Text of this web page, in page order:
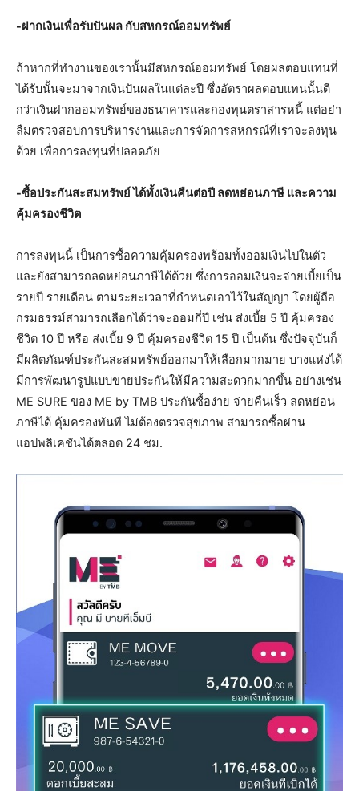
-ฝากเงินเพื่อรับปันผล กับสหกรณ์ออมทรัพย์
ถ้าหากที่ทำงานของเรานั้นมีสหกรณ์ออมทรัพย์ โดยผลตอบแทนที่
ได้รับนั้นจะมาจากเงินปันผลในแต่ละปี ซึ่งอัตราผลตอบแทนนั้นดี
กว่าเงินฝากออมทรัพย์ของธนาคารและกองทุนตราสารหนี้ แต่อย่า
ลืมตรวจสอบการบริหารงานและการจัดการสหกรณ์ที่เราจะลงทุน
ด้วย เพื่อการลงทุนที่ปลอดภัย
-ซื้อประกันสะสมทรัพย์ ได้ทั้งเงินคืนต่อปี ลดหย่อนภาษี และความ
คุ้มครองชีวิต
การลงทุนนี้ เป็นการซื้อความคุ้มครองพร้อมทั้งออมเงินไปในตัว
และยังสามารถลดหย่อนภาษีได้ด้วย ซึ่งการออมเงินจะจ่ายเบี้ยเป็น
รายปี รายเดือน ตามระยะเวลาที่กำหนดเอาไว้ในสัญญา โดยผู้ถือ
กรมธรรม์สามารถเลือกได้ว่าจะออมกี่ปี เช่น ส่งเบี้ย 5 ปี คุ้มครอง
ชีวิต 10 ปี หรือ ส่งเบี้ย 9 ปี คุ้มครองชีวิต 15 ปี เป็นต้น ซึ่งปัจจุบันก็
มีผลิตภัณฑ์ประกันสะสมทรัพย์ออกมาให้เลือกมากมาย บางแห่งได้
มีการพัฒนารูปแบบขายประกันให้มีความสะดวกมากขึ้น อย่างเช่น
ME SURE ของ ME by TMB ประกันซื้อง่าย จ่ายคืนเร็ว ลดหย่อน
ภาษีได้ คุ้มครองทันที ไม่ต้องตรวจสุขภาพ สามารถซื้อผ่าน
แอปพลิเคชันได้ตลอด 24 ชม.